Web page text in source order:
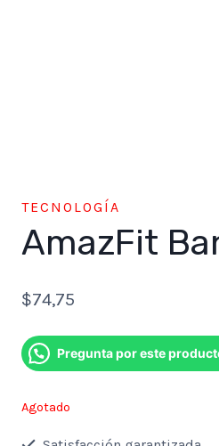
TECNOLOGÍA
AmazFit
$74,75
Pregunta por este
Agotado